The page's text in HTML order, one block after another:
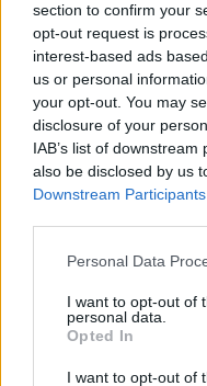
section to confirm your
opt-out request is
interest-based ads
us or personal
your opt-out. You may
disclosure of your
IAB’s list of
also be disclosed by us
Downstream Participants
Please note that this
not limited to your visit
grant or deny consent
use your data for below
consent section.
Personal Data
I want to opt-out of
personal data.
Opted In
I want to opt-out of
FLASH FOCUS